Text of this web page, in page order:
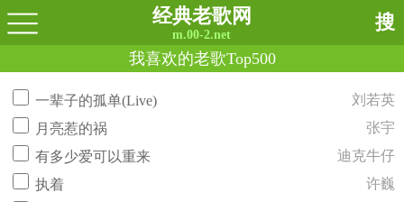
经典老歌网
m.00-2.net
搜
我喜欢的老歌Top500
一辈子的孤单(Live)
刘若英
月亮惹的祸
张宇
有多少爱可以重来
迪克牛仔
执着
许巍